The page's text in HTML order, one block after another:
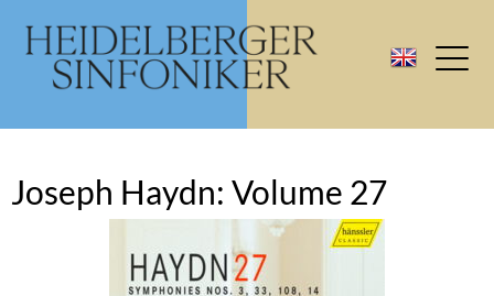
Joseph Haydn: Volume 27